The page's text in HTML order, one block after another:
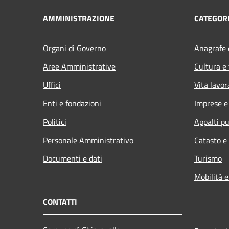
AMMINISTRAZIONE
Organi di Governo
Aree Amministrative
Uffici
Enti e fondazioni
Politici
Personale Amministrativo
Documenti e dati
Cultura
Vita
Imprese
Appalti
Catasto
Turismo
Mobilità
CONTATTI